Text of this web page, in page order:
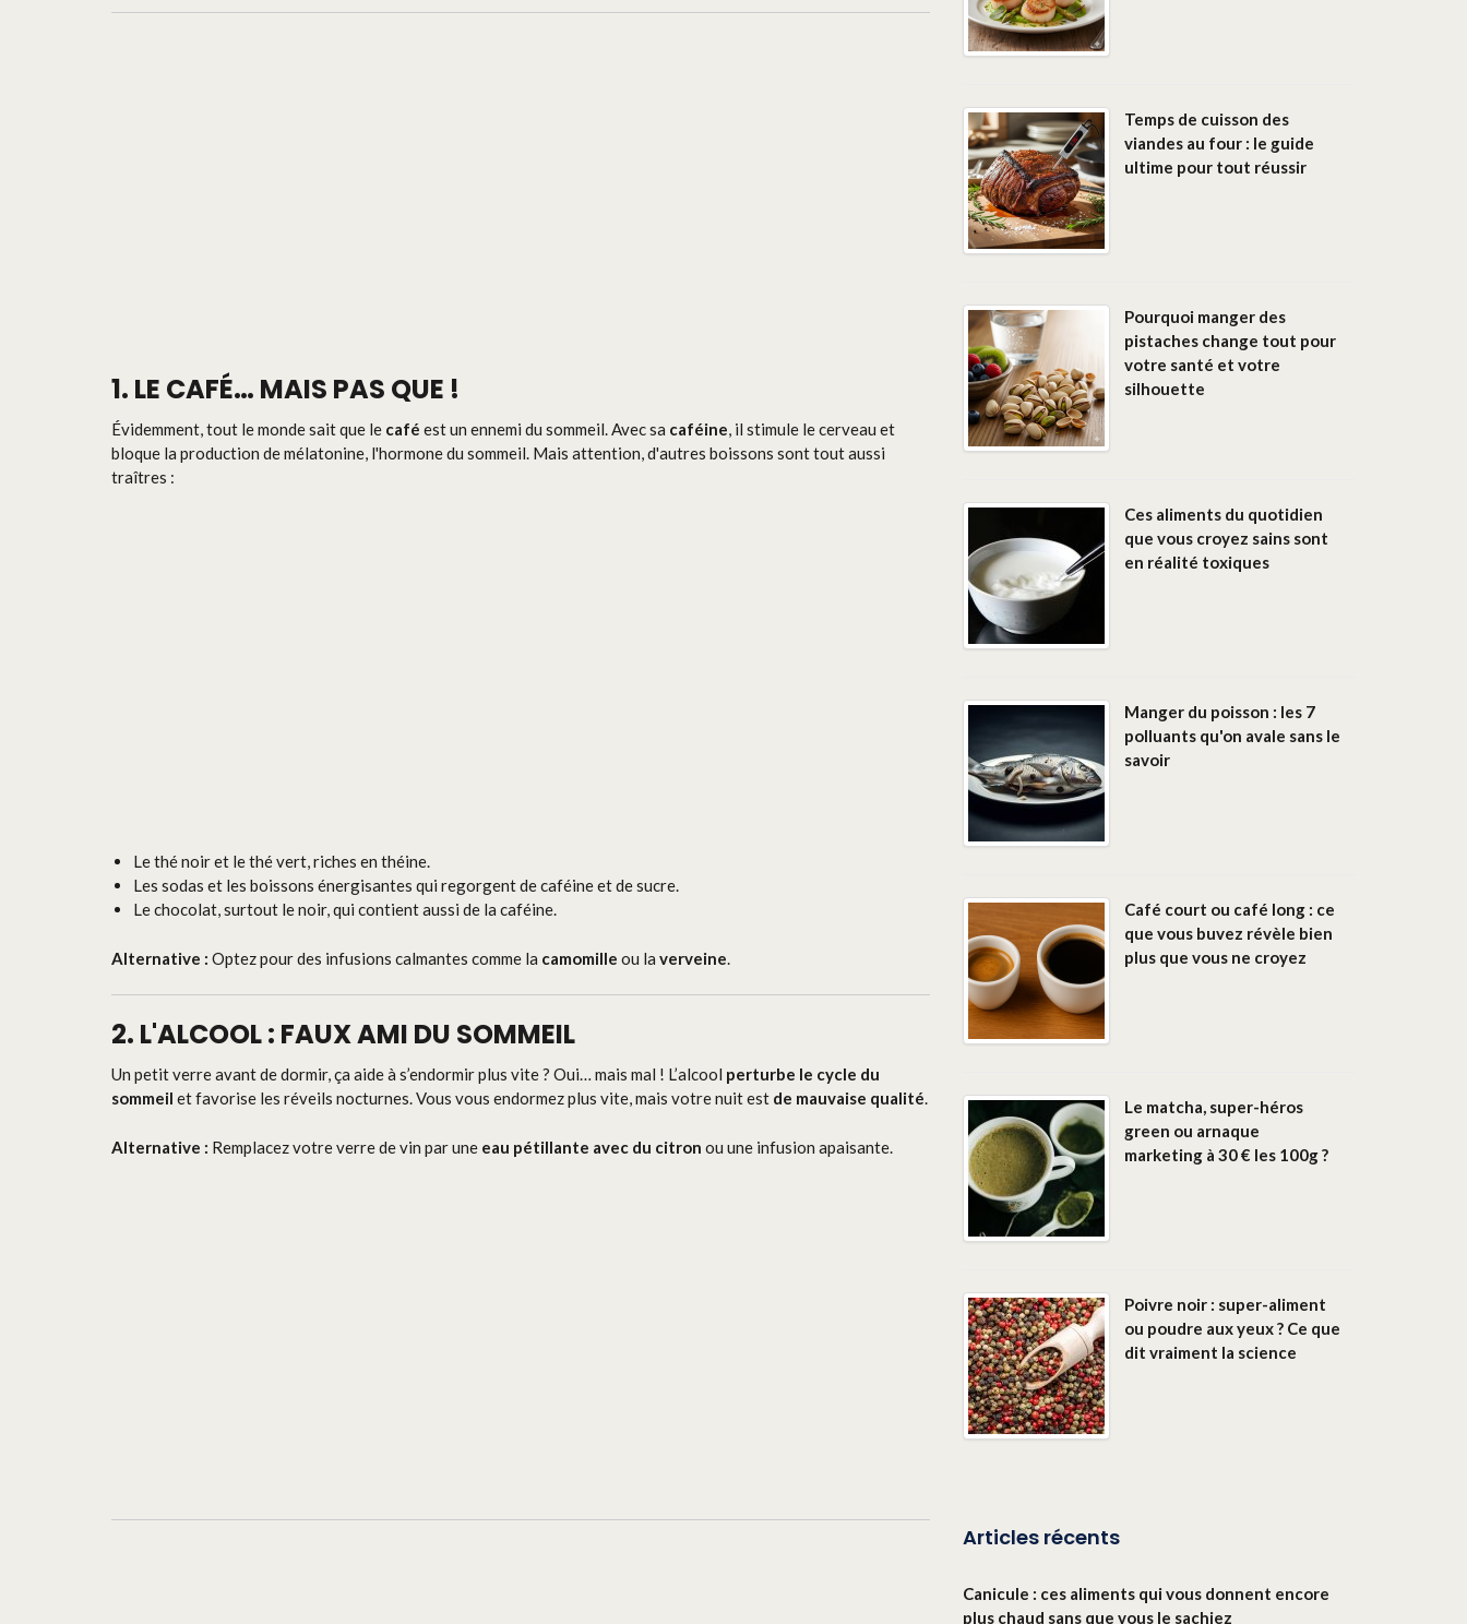
1. LE CAFÉ… MAIS PAS QUE !
Évidemment, tout le monde sait que le café est un ennemi du sommeil. Avec sa caféine, il stimule le cerveau et
bloque la production de mélatonine, l'hormone du sommeil. Mais attention, d'autres boissons sont tout aussi
traîtres :
Le thé noir et le thé vert, riches en théine.
Les sodas et les boissons énergisantes qui regorgent de caféine et de sucre.
Le chocolat, surtout le noir, qui contient aussi de la caféine.
Alternative : Optez pour des infusions calmantes comme la camomille ou la verveine
2. L'ALCOOL : FAUX AMI DU SOMMEIL
Un petit verre avant de dormir, ça aide à s’endormir plus vite ? Oui… mais mal ! L’alcool perturbe le cycle du
sommeil et favorise les réveils nocturnes. Vous vous endormez plus vite, mais votre nuit est de mauvaise qualité.
Alternative : Remplacez votre verre de vin par une eau pétillante avec du citron ou une infusion apaisante.
Temps de cuisson des
viandes au four : le guide
ultime pour tout réussir
Pourquoi manger des
pistaches change tout pour
votre santé et votre
silhouette
Ces aliments du quotidien
que vous croyez sains sont
en réalité toxiques
Manger du poisson : les 7
polluants qu'on avale sans le
savoir
Café court ou café long : ce
que vous buvez révèle bien
plus que vous ne croyez
Le matcha, super-héros
green ou arnaque
marketing à 30 € les 100g ?
Poivre noir : super-aliment
ou poudre aux yeux ? Ce que
dit vraiment la science
Articles récents
Canicule : ces aliments qui vous donnent encore
plus chaud sans que vous le sachiez